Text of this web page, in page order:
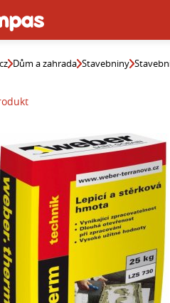
Dům a zahrada Stavebniny